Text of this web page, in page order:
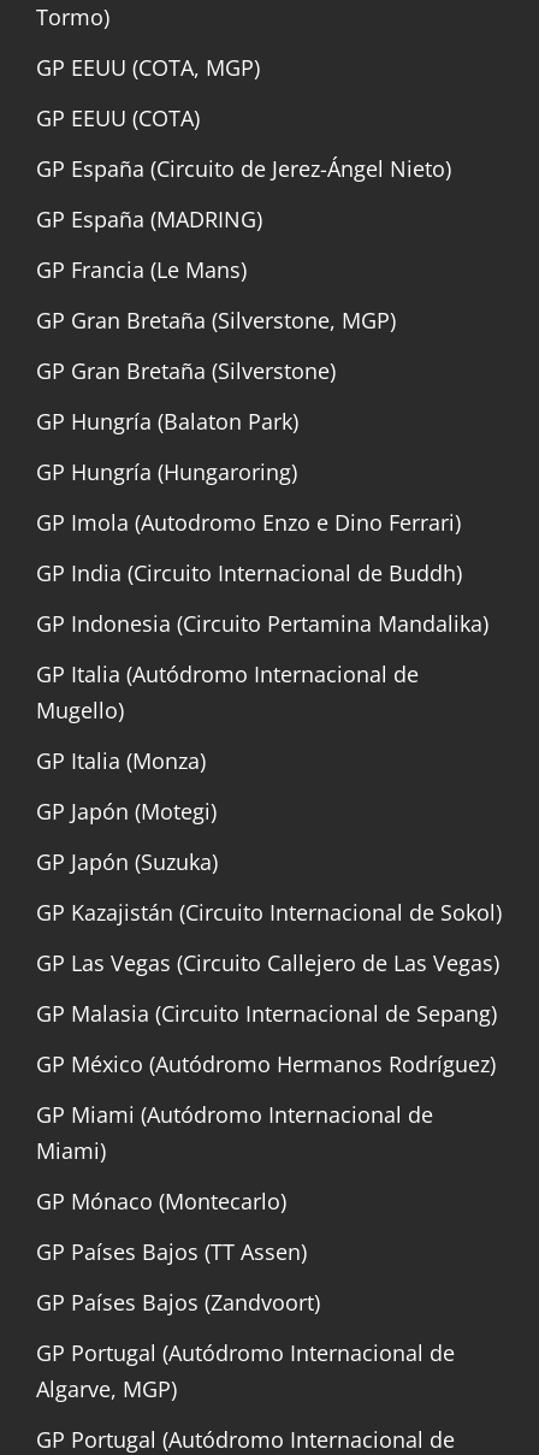
Tormo)
GP EEUU (COTA, MGP)
GP EEUU (COTA)
GP España (Circuito de Jerez-Ángel Nieto)
GP España (MADRING)
GP Francia (Le Mans)
GP Gran Bretaña (Silverstone, MGP)
GP Gran Bretaña (Silverstone)
GP Hungría (Balaton Park)
GP Hungría (Hungaroring)
GP Imola (Autodromo Enzo e Dino Ferrari)
GP India (Circuito Internacional de Buddh)
GP Indonesia (Circuito Pertamina Mandalika)
GP Italia (Autódromo Internacional de
Mugello)
GP Italia (Monza)
GP Japón (Motegi)
GP Japón (Suzuka)
GP Kazajistán (Circuito Internacional de Sokol)
GP Las Vegas (Circuito Callejero de Las Vegas)
GP Malasia (Circuito Internacional de Sepang)
GP México (Autódromo Hermanos Rodríguez)
GP Miami (Autódromo Internacional de
Miami)
GP Mónaco (Montecarlo)
GP Países Bajos (TT Assen)
GP Países Bajos (Zandvoort)
GP Portugal (Autódromo Internacional de
Algarve, MGP)
GP Portugal (Autódromo Internacional de